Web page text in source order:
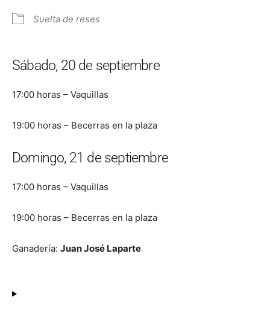
Suelta de reses
Sábado, 20 de septiembre
17:00 horas – Vaquillas
19:00 horas – Becerras en la plaza
Domingo, 21 de septiembre
17:00 horas – Vaquillas
19:00 horas – Becerras en la plaza
Ganadería: Juan José Laparte